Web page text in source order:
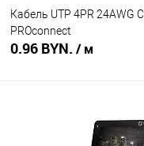
Кабель UTP 4PR 24AWG
PROconnect
0.96 BYN. / м